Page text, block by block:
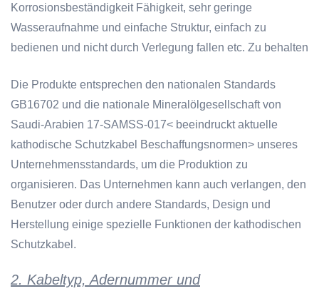
Korrosionsbeständigkeit Fähigkeit, sehr geringe
Wasseraufnahme und einfache Struktur, einfach zu
bedienen und nicht durch Verlegung fallen etc. Zu behalten
Die Produkte entsprechen den nationalen Standards
GB16702 und die nationale Mineralölgesellschaft von
Saudi-Arabien 17-SAMSS-017< beeindruckt aktuelle
kathodische Schutzkabel Beschaffungsnormen> unseres
Unternehmensstandards, um die Produktion zu
organisieren. Das Unternehmen kann auch verlangen, den
Benutzer oder durch andere Standards, Design und
Herstellung einige spezielle Funktionen der kathodischen
Schutzkabel.
2. Kabeltyp, Adernummer und